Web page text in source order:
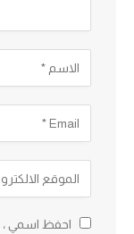
احفظ اسمي ،